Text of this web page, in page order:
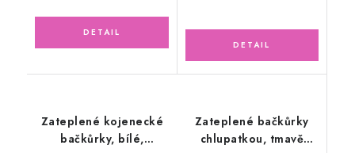
Zateplené kojenecké
bačkůrky, bílé,
Zateplené bačkůrky
chlupatkou, tmavě